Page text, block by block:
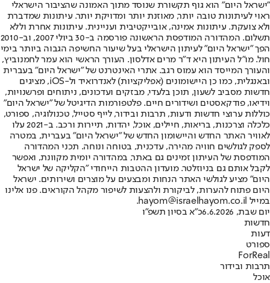
"ישראל היום" הוא גוף תקשורת שנוסד מתוך האמונה שהציבור הישראלי
ראוי לעיתונות טובה יותר, מאוזנת יותר ומדויקת יותר. עיתונות שמדברת
ולא צועקת. עיתונות אמינה, אובייקטיבית ועניינית. עיתונות אחרת וללא
תשלום. המהדורה המודפסת הראשונה פורסמה ב-30 ביולי 2007, וב-2010
הפך "ישראל היום" לעיתון הישראלי בעל שיעור החשיפה הגבוה ביותר בימי
חול. מו"ל העיתון היא ד"ר מרים אדלסון. העורך הראשי הוא עמר לחמנוביץ,
והעורך המייסד הוא עמוס רגב. אתרי האינטרנט של "ישראל היום" בעברית
ובאנגלית, כמו כן היישומונים (אפליקציות) לאנדרואיד ול-iOS, מציגים
חדשות מסביב לשעון, תוכן בלעדי, מבזקים ועדכונים, ניתוחים ופרשנויות,
וידיאו, פודקאסטים ושידורים חיים. פלטפורמות הדיגיטל של "ישראל היום"
כוללות ערוצי חדשות ודעות, תרבות ובידור, לייף סטייל, טכנולוגיה, ספורט,
כלכלה וצרכנות, בריאות, חיילים, אוכל, יהדות, תיירות ורכב. ב-2021 עלו
לאוויר האתר החדש והיישומון החדש של "ישראל היום" בעברית, במטרה
לספק לגולשים חוויה מהירה, עדכנית, בטוחה ונוחה. תכני המהדורה
המודפסת של העיתון זמינים גם באתר, במהדורה יומית מקוונת, ואפשר
לקבל אותם גם בניוזלטר. מועדון ההטבות הייחודי "הקליקה של ישראל
היום" מציע לגולשי האתר הנחות ומבצעים על מוצרים ושירותים. ישראל
היום פתוח להערות, לביקורת ולהצעות לשיפור מקהל הקוראים. פנו אלינו
במייל hayom@israelhayom.co.il.
יום שבת, 6.6.2026
כ"א בסיון תשפ"ו
חדשות
דעות
ספורט
ForReal
תרבות ובידור
אוכל